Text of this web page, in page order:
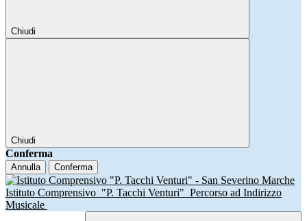
Chiudi
Chiudi
Conferma
Annulla Conferma
Istituto Comprensivo "P. Tacchi Venturi" Percorso ad Indirizzo
Musicale